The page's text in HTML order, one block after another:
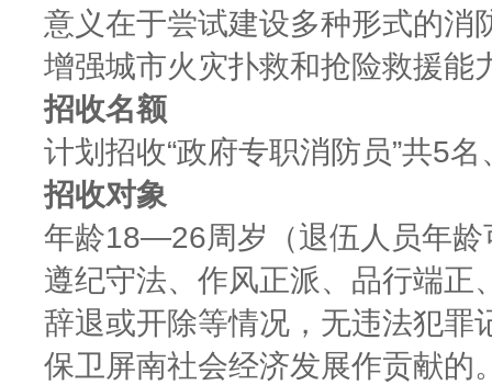
意义在于尝试建设多种形式的消
增强城市火灾扑救和抢险救援能
招收名额
计划招收“政府专职消防员”共5
招收对象
年龄18—26周岁（退伍人员年龄
遵纪守法、作风正派、品行端正
辞退或开除等情况，无违法犯罪
保卫屏南社会经济发展作贡献的